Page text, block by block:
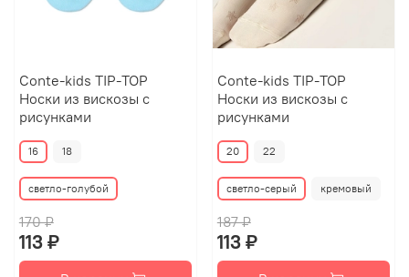
Conte-kids TIP-TOP
Носки из вискозы с
рисунками
16 18
светло-голубой
170 ₽
113 ₽
Conte-kids TIP-TOP
Носки из вискозы с
рисунками
20 22
светло-серый кремовый
187 ₽
113 ₽